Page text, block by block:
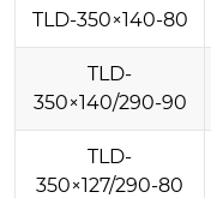
TLD-350×140-80
TLD-
350×140/290-90
TLD-
350×127/290-80